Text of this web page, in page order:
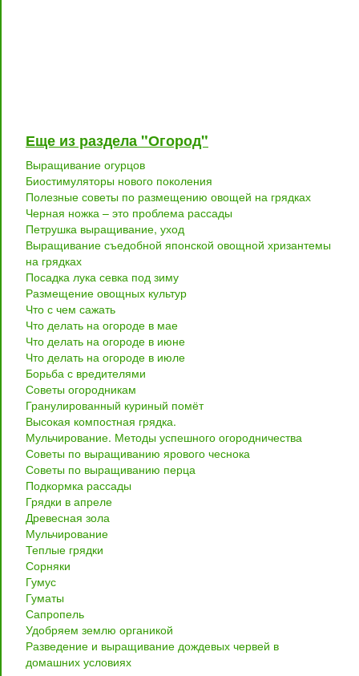
Еще из раздела "Огород"
Выращивание огурцов
Биостимуляторы нового поколения
Полезные советы по размещению овощей на грядках
Черная ножка – это проблема рассады
Петрушка выращивание, уход
Выращивание съедобной японской овощной хризантемы
на грядках
Посадка лука севка под зиму
Размещение овощных культур
Что с чем сажать
Что делать на огороде в мае
Что делать на огороде в июне
Что делать на огороде в июле
Борьба с вредителями
Советы огородникам
Гранулированный куриный помёт
Высокая компостная грядка.
Мульчирование. Методы успешного огородничества
Советы по выращиванию ярового чеснока
Советы по выращиванию перца
Подкормка рассады
Грядки в апреле
Древесная зола
Мульчирование
Теплые грядки
Сорняки
Гумус
Гуматы
Сапропель
Удобряем землю органикой
Разведение и выращивание дождевых червей в
домашних условиях